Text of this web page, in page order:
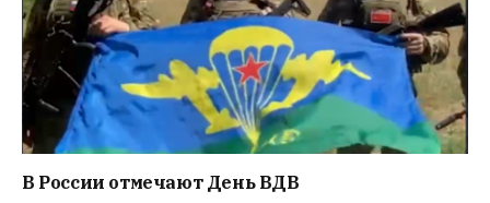
В России отмечают День ВДВ